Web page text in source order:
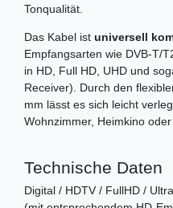
Tonqualität.
Das Kabel ist universell
Empfangsarten wie DVB-T/
in HD, Full HD, UHD und
Receiver). Durch den
mm lässt es sich leicht
Wohnzimmer, Heimkino
Technische Daten
Digital / HDTV / FullHD /